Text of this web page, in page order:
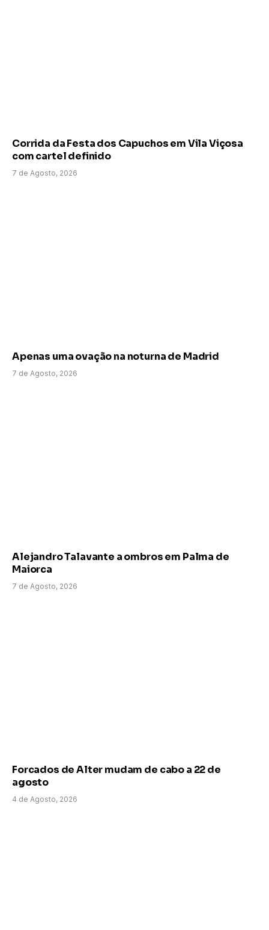
Corrida da Festa dos Capuchos em Vila Viçosa
com cartel definido
7 de Agosto, 2026
Apenas uma ovação na noturna de Madrid
7 de Agosto, 2026
Alejandro Talavante a ombros em Palma de
Maiorca
7 de Agosto, 2026
Forcados de Alter mudam de cabo a 22 de
agosto
4 de Agosto, 2026